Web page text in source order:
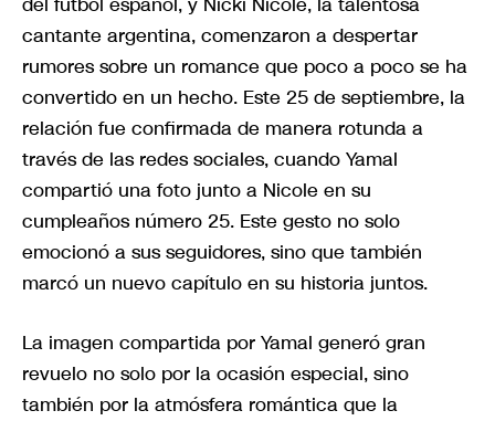
cantante argentina, comenzaron a despertar
rumores sobre un romance que poco a poco se ha
convertido en un hecho. Este 25 de septiembre, la
relación fue confirmada de manera rotunda a
través de las redes sociales, cuando Yamal
compartió una foto junto a Nicole en su
cumpleaños número 25. Este gesto no solo
emocionó a sus seguidores, sino que también
marcó un nuevo capítulo en su historia juntos.
La imagen compartida por Yamal generó gran
revuelo no solo por la ocasión especial, sino
también por la atmósfera romántica que la